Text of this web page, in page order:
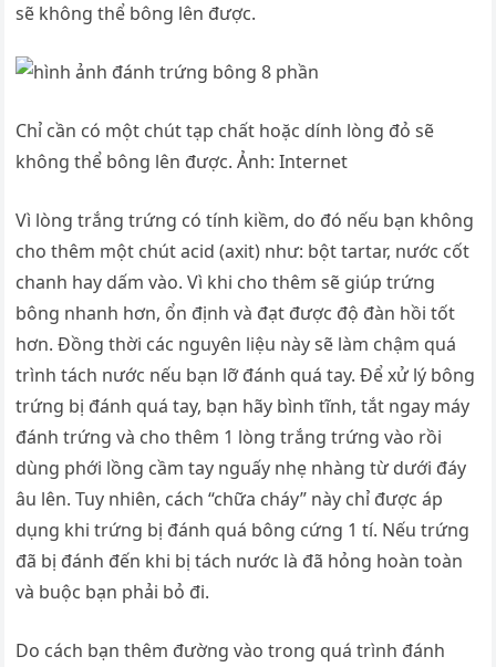
sẽ không thể bông lên được.
Chỉ cần có một chút tạp chất hoặc dính lòng đỏ sẽ
không thể bông lên được. Ảnh: Internet
Vì lòng trắng trứng có tính kiềm, do đó nếu bạn không
cho thêm một chút acid (axit) như: bột tartar, nước cốt
chanh hay dấm vào. Vì khi cho thêm sẽ giúp trứng
bông nhanh hơn, ổn định và đạt được độ đàn hồi tốt
hơn. Đồng thời các nguyên liệu này sẽ làm chậm quá
trình tách nước nếu bạn lỡ đánh quá tay. Để xử lý bông
trứng bị đánh quá tay, bạn hãy bình tĩnh, tắt ngay máy
đánh trứng và cho thêm 1 lòng trắng trứng vào rồi
dùng phới lồng cầm tay nguấy nhẹ nhàng từ dưới đáy
âu lên. Tuy nhiên, cách “chữa cháy” này chỉ được áp
dụng khi trứng bị đánh quá bông cứng 1 tí. Nếu trứng
đã bị đánh đến khi bị tách nước là đã hỏng hoàn toàn
và buộc bạn phải bỏ đi.
Do cách bạn thêm đường vào trong quá trình đánh